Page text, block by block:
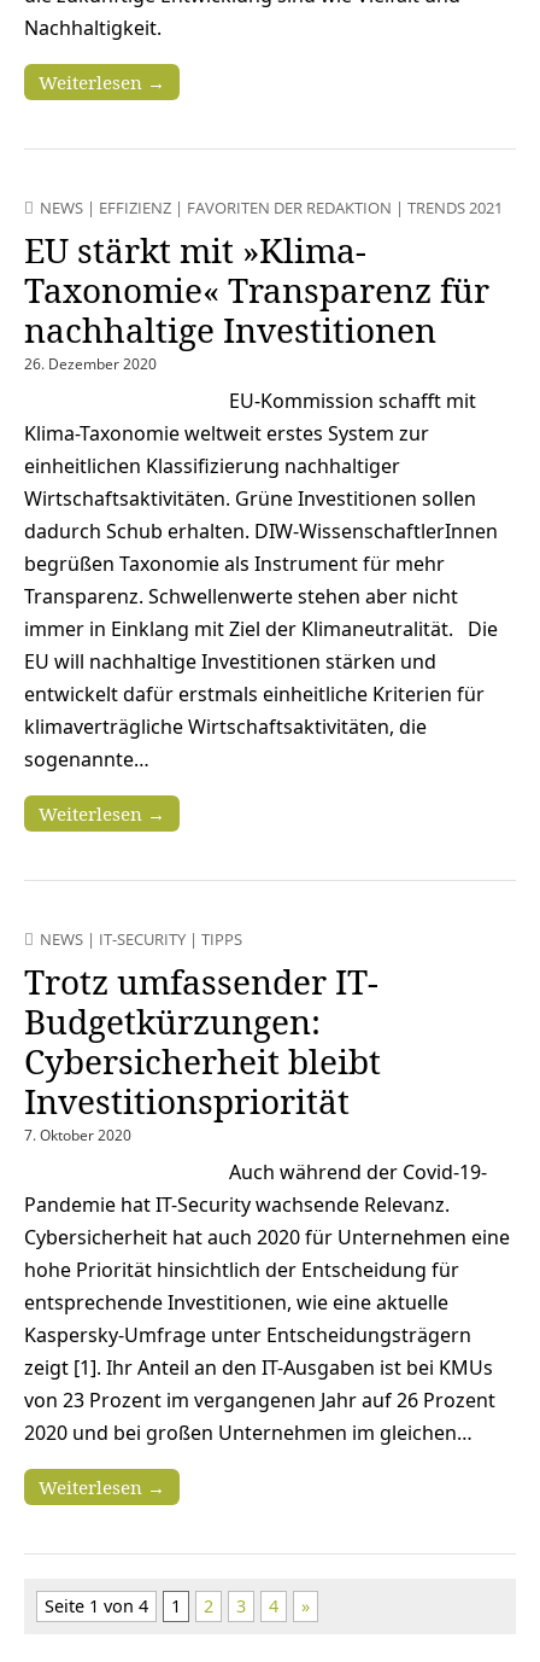
Nachhaltigkeit.
Weiterlesen →
NEWS | EFFIZIENZ | FAVORITEN DER REDAKTION | TRENDS 2021
EU stärkt mit »Klima-
Taxonomie« Transparenz für
nachhaltige Investitionen
26. Dezember 2020
EU-Kommission schafft mit
Klima-Taxonomie weltweit erstes System zur
einheitlichen Klassifizierung nachhaltiger
Wirtschaftsaktivitäten. Grüne Investitionen sollen
dadurch Schub erhalten. DIW-WissenschaftlerInnen
begrüßen Taxonomie als Instrument für mehr
Transparenz. Schwellenwerte stehen aber nicht
immer in Einklang mit Ziel der Klimaneutralität. Die
EU will nachhaltige Investitionen stärken und
entwickelt dafür erstmals einheitliche Kriterien für
klimaverträgliche Wirtschaftsaktivitäten, die
sogenannte…
Weiterlesen →
NEWS | IT-SECURITY | TIPPS
Trotz umfassender IT-
Budgetkürzungen:
Cybersicherheit bleibt
Investitionspriorität
7. Oktober 2020
Auch während der Covid-19-
Pandemie hat IT-Security wachsende Relevanz.
Cybersicherheit hat auch 2020 für Unternehmen eine
hohe Priorität hinsichtlich der Entscheidung für
entsprechende Investitionen, wie eine aktuelle
Kaspersky-Umfrage unter Entscheidungsträgern
zeigt [1]. Ihr Anteil an den IT-Ausgaben ist bei KMUs
von 23 Prozent im vergangenen Jahr auf 26 Prozent
2020 und bei großen Unternehmen im gleichen…
Weiterlesen →
Seite 1 von 4 1 2 3 4 »